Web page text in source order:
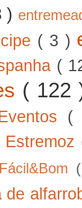
)
( 3 )
(
(
(
Estremoz
Fácil&Bom
de